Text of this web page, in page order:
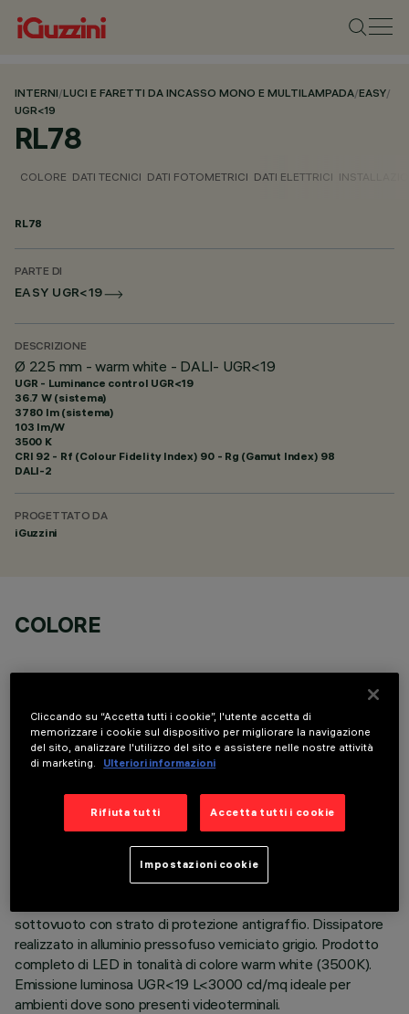
INTERNI/LUCI E FARETTI DA INCASSO MONO E MULTILAMPADA/EASY/
UGR<19
RL78
COLORE DATI TECNICI DATI FOTOMETRICI DATI ELETTRICI
RL78
PARTE DI
EASY UGR<19
DESCRIZIONE
Ø 225 mm - warm white - DALI- UGR<19
UGR - Luminance control UGR<19
36.7 W (sistema)
3780 lm (sistema)
103 lm/W
3500 K
CRI 92 - Rf (Colour Fidelity Index) 90 - Rg (Gamut Index) 98
DALI-2
PROGETTATO DA
iGuzzini
COLORE
DATI TECNICI
DESCRIZIONE
Apparecchio rotondo fisso finalizzato all'utilizzo di sorgente
LED con tecnologia C.o.B. Versione con falda per installazione
sottovuoto con strato di protezione antigraffio. Dissipatore
realizzato in alluminio pressofuso verniciato grigio. Prodotto
completo di LED in tonalità di colore warm white (3500K).
Emissione luminosa UGR<19 L<3000 cd/mq ideale per
ambienti dove sono presenti videoterminali.
Cliccando su “Accetta tutti i cookie”, l'utente accetta di
memorizzare i cookie sul dispositivo per migliorare la navigazione
del sito, analizzare l'utilizzo del sito e assistere nelle nostre attività
di marketing.
Ulteriori informazioni
Rifiuta tutti Accetta tutti i cookie
Impostazioni cookie